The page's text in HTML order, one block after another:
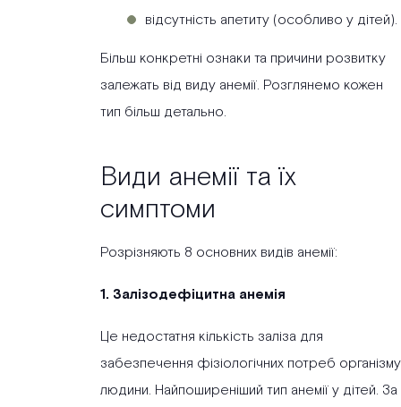
відсутність апетиту (особливо у дітей).
Більш конкретні ознаки та причини розвитку
залежать від виду анемії. Розглянемо кожен
тип більш детально.
Види анемії та їх
симптоми
Розрізняють 8 основних видів анемії:
1. Залізодефіцитна анемія
Це недостатня кількість заліза для
забезпечення фізіологічних потреб організму
людини. Найпоширеніший тип анемії у дітей. За